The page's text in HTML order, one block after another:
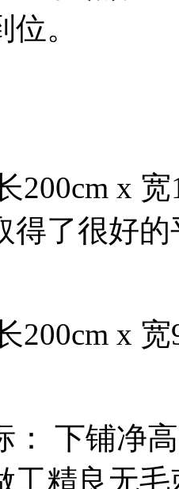
。
200cm x
得了很好
200cm x
： 下铺净
工精良无毛